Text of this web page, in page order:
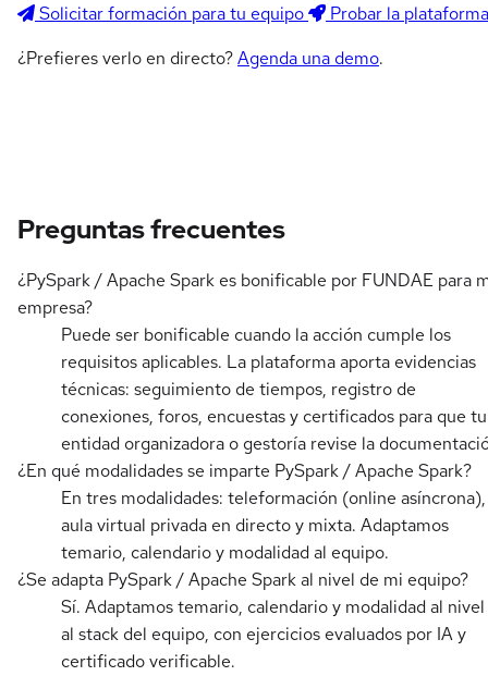
Solicitar formación para tu equipo
Probar la plataforma
¿Prefieres verlo en directo?Agenda una demo.
Preguntas frecuentes
¿PySpark / Apache Spark es bonificable por FUNDAE para
empresa?
Puede ser bonificable cuando la acción cumple los
requisitos aplicables. La plataforma aporta evidencias
técnicas: seguimiento de tiempos, registro de
conexiones, foros, encuestas y certificados para que tu
entidad organizadora o gestoría revise la
¿En qué modalidades se imparte PySpark / Apache Spark?
En tres modalidades: teleformación (online asíncrona),
aula virtual privada en directo y mixta. Adaptamos
temario, calendario y modalidad al equipo.
¿Se adapta PySpark / Apache Spark al nivel de mi equipo?
Sí. Adaptamos temario, calendario y modalidad al
al stack del equipo, con ejercicios evaluados por IA y
certificado verificable.